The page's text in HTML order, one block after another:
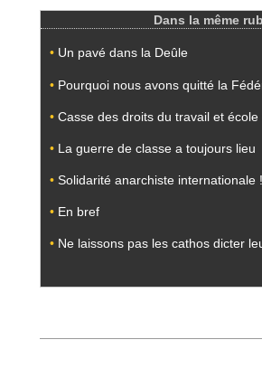
Dans la même
• Un pavé dans la Deûle
• Pourquoi nous avons quitté la
• Casse des droits du travail et école
• La guerre de classe a toujours lieu
• Solidarité anarchiste internationale !
• En bref
• Ne laissons pas les cathos dicter